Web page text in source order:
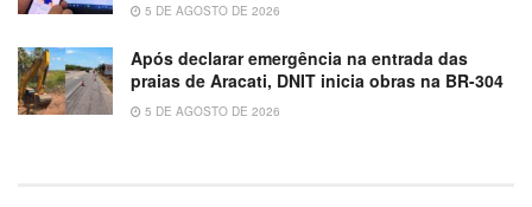
5 DE AGOSTO DE 2026
Após declarar emergência na entrada das
praias de Aracati, DNIT inicia obras na BR-304
5 DE AGOSTO DE 2026